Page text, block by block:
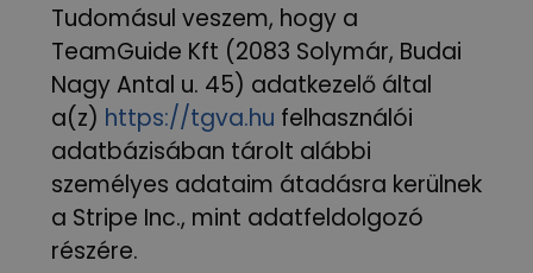
Tudomásul veszem, hogy a
TeamGuide Kft (2083 Solymár, Budai
Nagy Antal u. 45) adatkezelő által
a(z) https://tgva.hu felhasználói
adatbázisában tárolt alábbi
személyes adataim átadásra kerülnek
a Stripe Inc., mint adatfeldolgozó
részére.